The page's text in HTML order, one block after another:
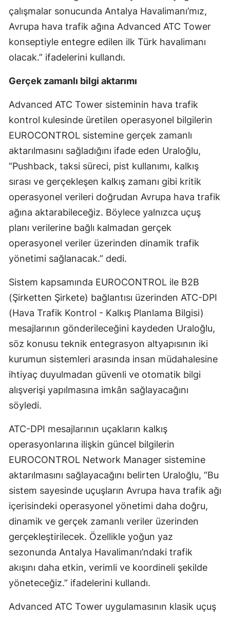
çalışmalar sonucunda Antalya Havalimanı’mız,
Avrupa hava trafik ağına Advanced ATC Tower
konseptiyle entegre edilen ilk Türk havalimanı
olacak.” ifadelerini kullandı.
Gerçek zamanlı bilgi aktarımı
Advanced ATC Tower sisteminin hava trafik
kontrol kulesinde üretilen operasyonel bilgilerin
EUROCONTROL sistemine gerçek zamanlı
aktarılmasını sağladığını ifade eden Uraloğlu,
“Pushback, taksi süreci, pist kullanımı, kalkış
sırası ve gerçekleşen kalkış zamanı gibi kritik
operasyonel verileri doğrudan Avrupa hava trafik
ağına aktarabileceğiz. Böylece yalnızca uçuş
planı verilerine bağlı kalmadan gerçek
operasyonel veriler üzerinden dinamik trafik
yönetimi sağlanacak.” dedi.
Sistem kapsamında EUROCONTROL ile B2B
(Şirketten Şirkete) bağlantısı üzerinden ATC-DPI
(Hava Trafik Kontrol - Kalkış Planlama Bilgisi)
mesajlarının gönderileceğini kaydeden Uraloğlu,
söz konusu teknik entegrasyon altyapısının iki
kurumun sistemleri arasında insan müdahalesine
ihtiyaç duyulmadan güvenli ve otomatik bilgi
alışverişi yapılmasına imkân sağlayacağını
söyledi.
ATC-DPI mesajlarının uçakların kalkış
operasyonlarına ilişkin güncel bilgilerin
EUROCONTROL Network Manager sistemine
aktarılmasını sağlayacağını belirten Uraloğlu, “Bu
sistem sayesinde uçuşların Avrupa hava trafik ağı
içerisindeki operasyonel yönetimi daha doğru,
dinamik ve gerçek zamanlı veriler üzerinden
gerçekleştirilecek. Özellikle yoğun yaz
sezonunda Antalya Havalimanı’ndaki trafik
akışını daha etkin, verimli ve koordineli şekilde
yöneteceğiz.” ifadelerini kullandı.
Advanced ATC Tower uygulamasının klasik uçuş